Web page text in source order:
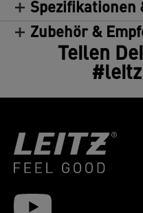
Spezifikationen
Zubehör &
Teilen